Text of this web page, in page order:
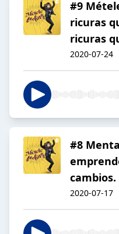
#9
ricuras
ricuras
2020-07-24
#8
cambios.
2020-07-17